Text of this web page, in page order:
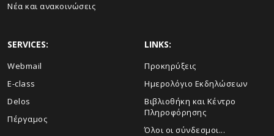
Νέα και ανακοινώσεις
SERVICES:
Webmail
E-class
Delos
Πέργαμος
LINKS:
Προκηρύξεις
Ημερολόγιο Εκδηλώσεων
Βιβλιοθήκη και Κέντρο
Πληροφόρησης
Όλοι οι σύνδεσμοι...